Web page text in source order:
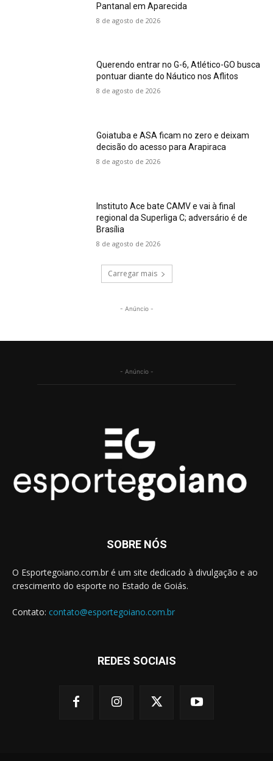
Pantanal em Aparecida
8 de agosto de 2026
Querendo entrar no G-6, Atlético-GO busca
pontuar diante do Náutico nos Aflitos
8 de agosto de 2026
Goiatuba e ASA ficam no zero e deixam
decisão do acesso para Arapiraca
8 de agosto de 2026
Instituto Ace bate CAMV e vai à final
regional da Superliga C; adversário é de
Brasília
8 de agosto de 2026
Carregar mais
- Anúncio -
- Anúncio -
SOBRE NÓS
O Esportegoiano.com.br é um site dedicado à divulgação e ao
crescimento do esporte no Estado de Goiás.
Contato: contato@esportegoiano.com.br
REDES SOCIAIS